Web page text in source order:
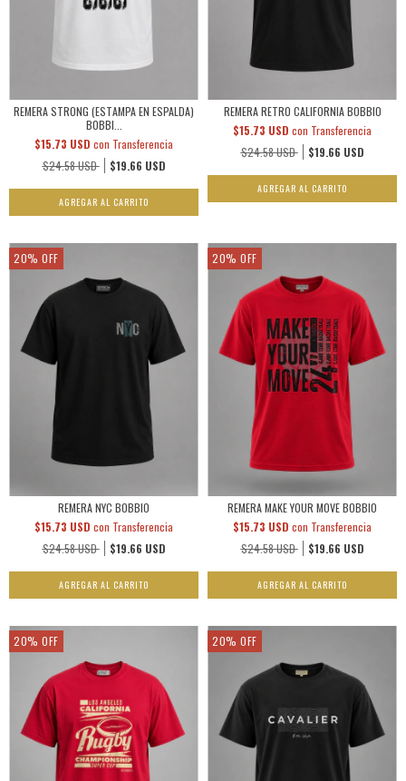
REMERA STRONG (ESTAMPA EN ESPALDA)
BOBBI...
$24.58 USD $19.66 USD
$15.73 USD con Transferencia
AGREGAR AL CARRITO
REMERA RETRO CALIFORNIA BOBBIO
$24.58 USD $19.66 USD
$15.73 USD con Transferencia
AGREGAR AL CARRITO
20% OFF
REMERA NYC BOBBIO
$24.58 USD $19.66 USD
$15.73 USD con Transferencia
AGREGAR AL CARRITO
20% OFF
REMERA MAKE YOUR MOVE BOBBIO
$24.58 USD $19.66 USD
$15.73 USD con Transferencia
AGREGAR AL CARRITO
20% OFF 20% OFF